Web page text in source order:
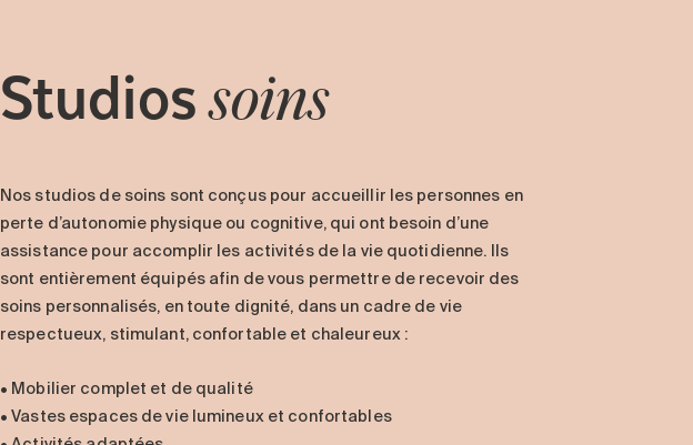
Studiossoins
Nos studios de soins sont conçus pour accueillir les personnes en
perte d’autonomie physique ou cognitive, qui ont besoin d’une
assistance pour accomplir les activités de la vie quotidienne. Ils
sont entièrement équipés afin de vous permettre de recevoir des
soins personnalisés, en toute dignité, dans un cadre de vie
respectueux, stimulant, confortable et chaleureux :
• Mobilier complet et de qualité
• Vastes espaces de vie lumineux et confortables